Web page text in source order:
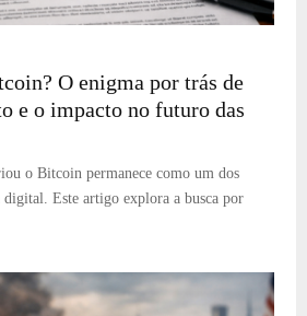
O enigma por trás de
e o impacto no futuro das
o Bitcoin permanece como um dos
digital. Este artigo explora a busca por